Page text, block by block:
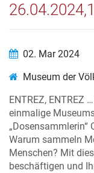
02. Mar 2024
Museum der
ENTREZ, ENTREZ
einmalige
„Dosensammlerin“
Warum sammeln
Menschen? Mit
beschäftigen und